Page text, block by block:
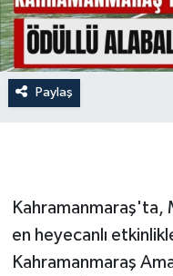
Paylaş
Kahramanmaraş'ta,
en heyecanlı
Kahramanmaraş
KSÜ
DÜNYA
KADIN-AİLE
YEREL YÖNETİM